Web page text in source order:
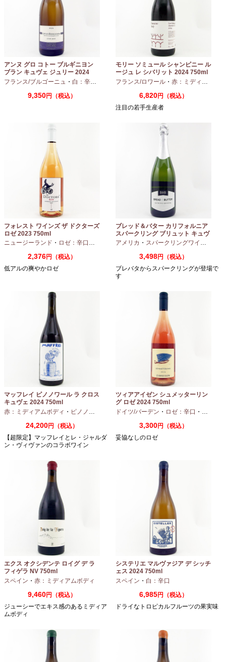
アンヌ グロ コトー ブルギニヨン
ブラン キュヴェ ジュリー 2024
フランス/ブルゴーニュ ・ 白：辛口 シャルドネ
9,350円（税込）
モリー ソミュール シャンピニー ル
ージュ レ シバリット 2024 750ml
フランス/ロワール ・ 赤：ミディアムボディ
6,820円（税込）
注目の若手生産者
フォレスト ワインズ ザ ドクターズ
ロゼ 2023 750ml
ニュージーランド ・ ロゼ：辛口 ・ ピノノワール
2,376円（税込）
低アルの爽やかロゼ
ブレッド＆バター カリフォルニア
スパークリング ブリュット キュヴ
ェ NV 750ml
アメリカ ・ スパークリングワイン
3,498円（税込）
ブレバタからスパークリングが登場で
す
マッフレイ ピノノワール ラ クロス
キュヴェ 2024 750ml
赤：ミディアムボディ ・ ピノノワール
24,200円（税込）
【超限定】マッフレイとレ・ジャルダ
ン・ヴィヴァンのコラボワイン
ツィアアイゼン シュメッターリン
グ ロゼ 2024 750ml
ドイツ/バーデン ・ ロゼ：辛口 ・ ピノノ
3,300円（税込）
妥協なしのロゼ
エクス オクシデンテ ロイグ デ ラ
フィゲラ NV 750ml
（2022/2023）
スペイン ・ 赤：ミディアムボディ
9,460円（税込）
ジューシーでエキス感のあるミディア
ムボディ
システリエ マルヴァジア デ シッチ
ェス 2024 750ml
スペイン ・ 白：辛口
6,985円（税込）
ドライなトロピカルフルーツの果実味